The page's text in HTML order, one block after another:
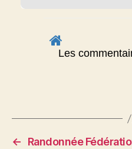
Les
←
Randonnée